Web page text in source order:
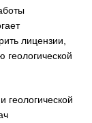
лицензии,
геологической